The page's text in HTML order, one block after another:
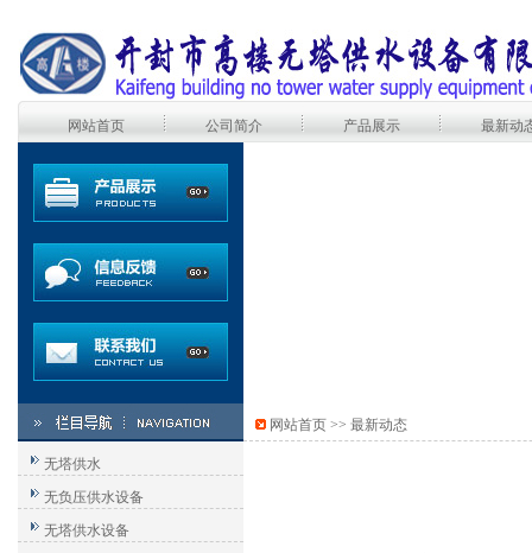
网站首页 公司简介 产品展示 最新动
无塔供水
无负压供水设备
无塔供水设备
网站首页 >> 最新动态